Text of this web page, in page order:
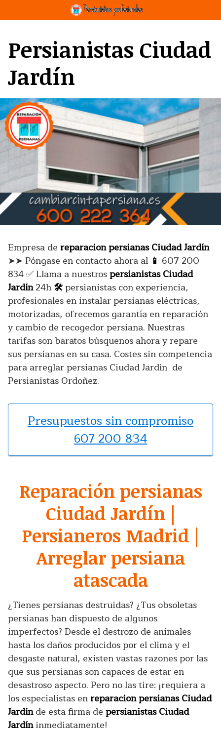
al
Persianistas Ciudad
Jardín
Empresa de reparacion persianas Ciudad Jardín
➤➤ Póngase en contacto ahora al 📱 607 200
834 ✅ Llama a nuestrospersianistas Ciudad
Jardín24h 🛠️persianistas con experiencia,
profesionales en instalar persianas eléctricas,
motorizadas, ofrecemos garantía en reparación
y cambio de recogedor persiana. Nuestras
tarifas son baratos búsquenos ahora y repare
sus persianas en su casa. Costes sin competencia
para arreglar persianas Ciudad Jardín de
Persianistas Ordoñez.
Presupuestos sin compromiso
607 200 834
Reparación persianas
Ciudad Jardín |
Persianeros Madrid |
Arreglar persiana
atascada
¿Tienes persianas destruidas? ¿Tus obsoletas
persianas han dispuesto de algunos
imperfectos? Desde el destrozo de animales
hasta los daños producidos por el clima y el
desgaste natural, existen vastas razones por las
que sus persianas son capaces de estar en
desastroso aspecto. Pero no las tire: ¡requiera a
los especialistas enreparacion persianas Ciudad
Jardínde esta firma de persianistas Ciudad
Jardíninmediatamente!